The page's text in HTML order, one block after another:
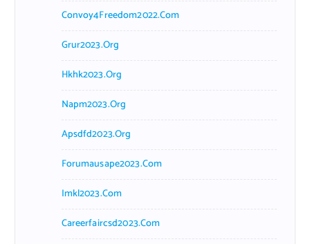
Convoy4Freedom2022.com
Grur2023.org
Hkhk2023.org
Napm2023.org
Apsdfd2023.org
Forumausape2023.com
Imkl2023.com
Careerfaircsd2023.com